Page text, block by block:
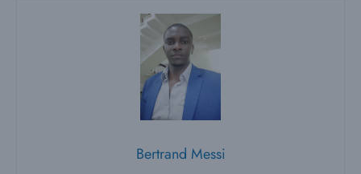
Bertrand Messi